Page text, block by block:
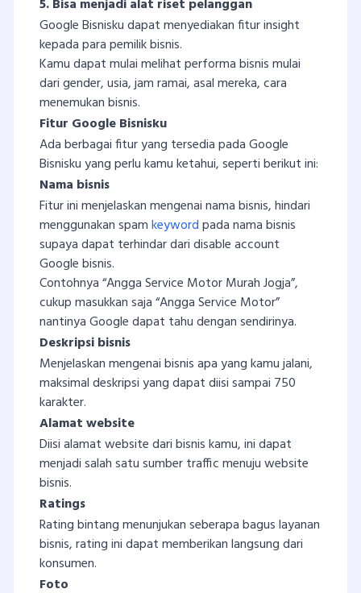
5. Bisa menjadi alat riset pelanggan
Google Bisnisku dapat menyediakan fitur insight
kepada para pemilik bisnis.
Kamu dapat mulai melihat performa bisnis mulai
dari gender, usia, jam ramai, asal mereka, cara
menemukan bisnis.
Fitur Google Bisnisku
Ada berbagai fitur yang tersedia pada Google
Bisnisku yang perlu kamu ketahui, seperti berikut ini:
Nama bisnis
Fitur ini menjelaskan mengenai nama bisnis, hindari
menggunakan spamkeywordpada nama bisnis
supaya dapat terhindar dari disable account
Google bisnis.
Contohnya “Angga Service Motor Murah Jogja”,
cukup masukkan saja “Angga Service Motor”
nantinya Google dapat tahu dengan sendirinya.
Deskripsi bisnis
Menjelaskan mengenai bisnis apa yang kamu jalani,
maksimal deskripsi yang dapat diisi sampai 750
karakter.
Alamat website
Diisi alamat website dari bisnis kamu, ini dapat
menjadi salah satu sumber traffic menuju website
bisnis.
Ratings
Rating bintang menunjukan seberapa bagus layanan
bisnis, rating ini dapat memberikan langsung dari
konsumen.
Foto